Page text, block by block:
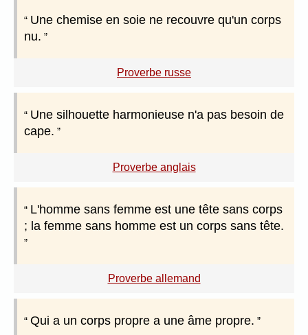
Une chemise en soie ne recouvre qu'un corps
nu.
Proverbe russe
Une silhouette harmonieuse n'a pas besoin de
cape.
Proverbe anglais
L'homme sans femme est une tête sans corps
; la femme sans homme est un corps sans tête.
Proverbe allemand
Qui a un corps propre a une âme propre.